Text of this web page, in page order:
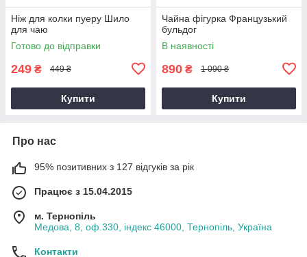
Ніж для колки пуеру Шило
для чаю
Готово до відправки
249 ₴ 449 ₴
Купити
Чайна фігурка Французький
бульдог
В наявності
890 ₴ 1 090 ₴
Купити
Про нас
95% позитивних з 127 відгуків за рік
Працює з 15.04.2015
м. Тернопіль
Медова, 8, оф.330, індекс 46000, Тернопіль, Україна
Контакти